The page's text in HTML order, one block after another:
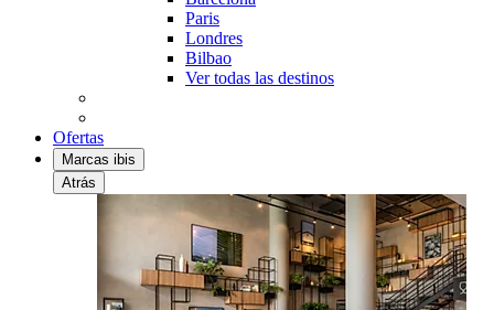
Paris
Londres
Bilbao
Ver todas las destinos
Ofertas
Marcas ibis
Atrás